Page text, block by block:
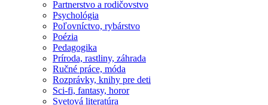
Partnerstvo a rodičovstvo
Psychológia
Poľovníctvo, rybárstvo
Poézia
Pedagogika
Príroda, rastliny, záhrada
Ručné práce, móda
Rozprávky, knihy pre deti
Sci-fi, fantasy, horor
Svetová literatúra